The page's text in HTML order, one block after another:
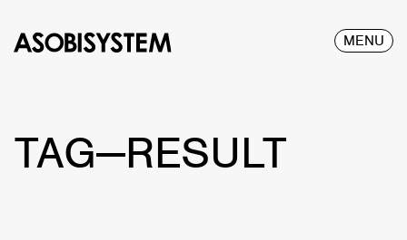
MENU
TAG—RESULT